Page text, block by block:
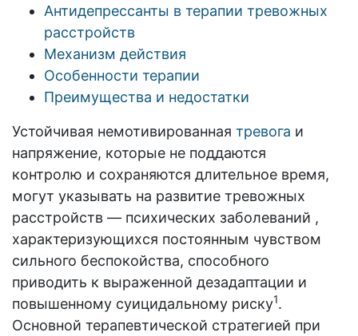
Антидепрессанты в терапии тревожных
расстройств
Механизм действия
Особенности терапии
Преимущества и недостатки
Устойчивая немотивированная тревога и
напряжение, которые не поддаются
контролю и сохраняются длительное время,
могут указывать на развитие тревожных
расстройств — психических заболеваний ,
характеризующихся постоянным чувством
сильного беспокойства, способного
приводить к выраженной дезадаптации и
повышенному суицидальному риску1.
Основной терапевтической стратегией при